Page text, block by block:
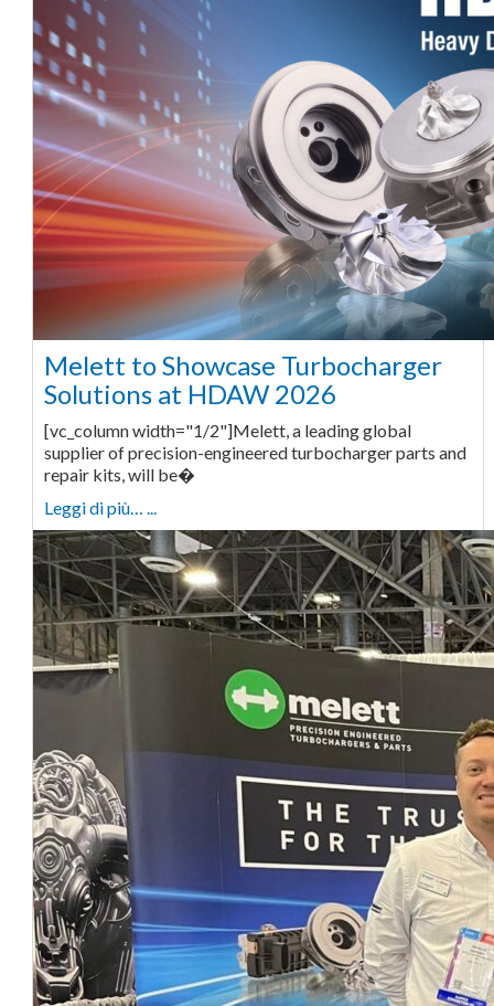
Melett to Showcase Turbocharger
Solutions at HDAW 2026
[vc_column width="1/2"]Melett, a leading global
supplier of precision-engineered turbocharger parts and
repair kits, will be�
Leggi di più… ...